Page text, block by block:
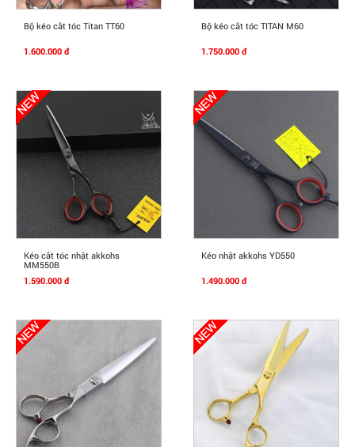
Mua Ngay
Bộ kéo cắt tóc Titan TT60
1.600.000 đ
Mua Ngay
Bộ kéo cắt tóc TITAN M60
1.750.000 đ
Mua Ngay
Kéo cắt tóc nhật akkohs
MM550B
1.590.000 đ
Mua Ngay
Kéo nhật akkohs YD550
1.490.000 đ